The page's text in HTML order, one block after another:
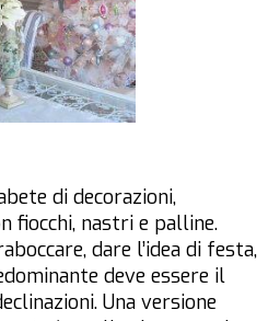
di decorazioni,
fiocchi, nastri e palline.
dare l’idea di festa,
deve essere il
Una versione